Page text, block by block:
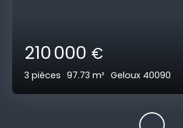
210 000 €
3 pièces 97.73 m² Geloux 40090